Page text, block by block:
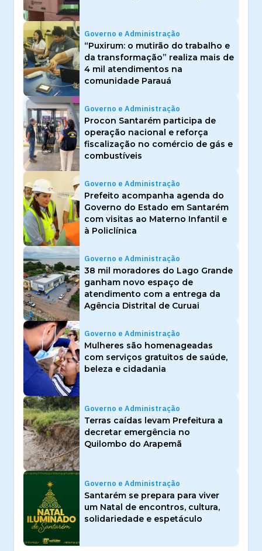
Governo e Administração
“Puxirum: o mutirão do trabalho e
da transformação” realiza mais de
4 mil atendimentos na
comunidade Parauá
Governo e Administração
Procon Santarém participa de
operação nacional e reforça
fiscalização no comércio de gás e
combustíveis
Governo e Administração
Prefeito acompanha agenda do
Governo do Estado em Santarém
com visitas ao Materno Infantil e
à Policlínica
Governo e Administração
38 mil moradores do Lago Grande
ganham novo espaço de
atendimento com a entrega da
Agência Distrital de Curuai
Governo e Administração
Mulheres são homenageadas
com serviços gratuitos de saúde,
beleza e cidadania
Governo e Administração
Terras caídas levam Prefeitura a
decretar emergência no
Quilombo do Arapemã
Governo e Administração
Santarém se prepara para viver
um Natal de encontros, cultura,
solidariedade e espetáculo